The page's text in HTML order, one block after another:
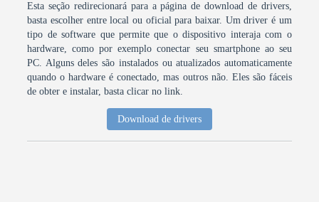
Esta seção redirecionará para a página de download de drivers,
basta escolher entre local ou oficial para baixar. Um driver é um
tipo de software que permite que o dispositivo interaja com o
hardware, como por exemplo conectar seu smartphone ao seu
PC. Alguns deles são instalados ou atualizados automaticamente
quando o hardware é conectado, mas outros não. Eles são fáceis
de obter e instalar, basta clicar no link.
Download de drivers